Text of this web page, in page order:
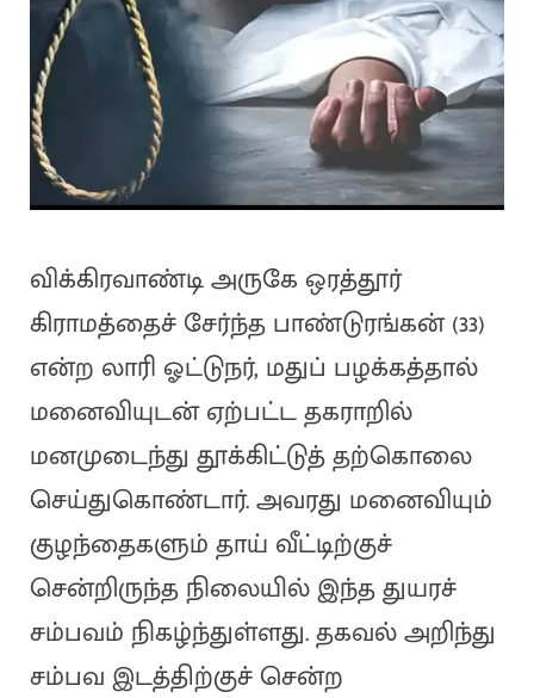
விக்கிரவாண்டி அருகே ஒரத்தூர்
கிராமத்தைச் சேர்ந்த பாண்டுரங்கன் (33)
என்ற லாரி ஓட்டுநர், மதுப் பழக்கத்தால்
மனைவியுடன் ஏற்பட்ட தகராறில்
மனமுடைந்து தூக்கிட்டுத் தற்கொலை
செய்துகொண்டார். அவரது மனைவியும்
குழந்தைகளும் தாய் வீட்டிற்குச்
சென்றிருந்த நிலையில் இந்த துயரச்
சம்பவம் நிகழ்ந்துள்ளது. தகவல் அறிந்து
சம்பவ இடத்திற்குச் சென்ற